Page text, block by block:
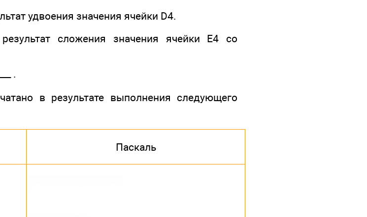
удвоения значения ячейки D4.
сложения значения ячейки Е4 со
.
в результате выполнения следующего
Паскаль